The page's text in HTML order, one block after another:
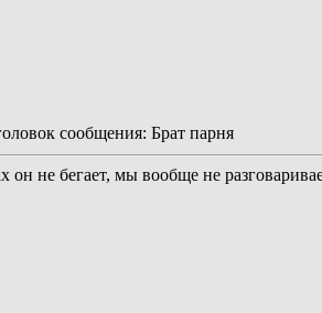
сообщения: Брат парня
не бегает, мы вообще не